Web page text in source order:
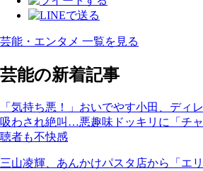
芸能・エンタメ 一覧を見る
芸能の新着記事
「気持ち悪！」おいでやす小田、ディ
吸わされ絶叫…悪趣味ドッキリに「チ
聴者も不快感
三山凌輝、あんかけパスタ店から「エ